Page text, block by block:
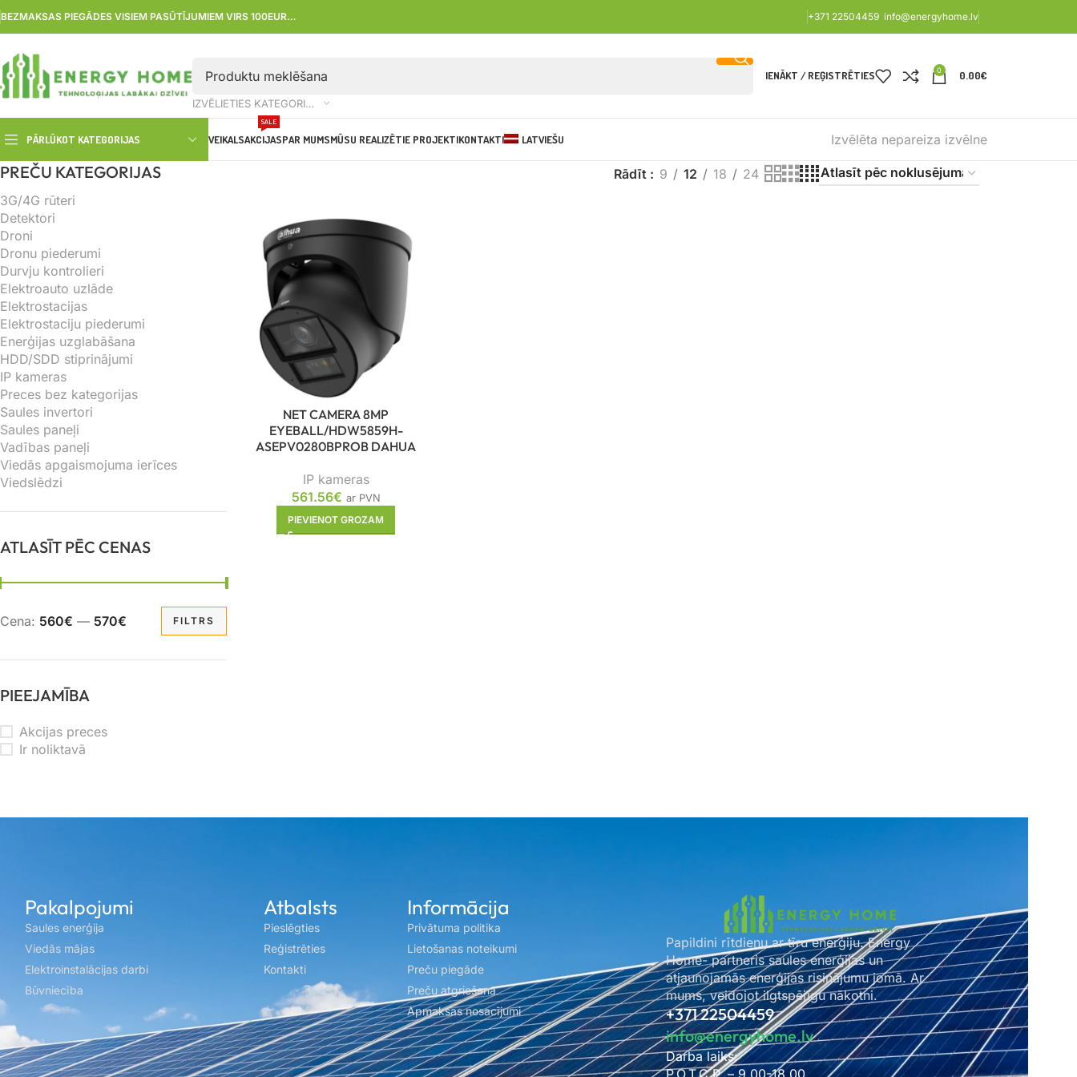
BEZMAKSAS PIEGĀDES VISIEM PASŪTĪJUMIEM VIRS 100EUR… +371 22504459 info@energyhome.lv
IZVĒLIETIES KATEGORIJU
IENĀKT / REĢISTRĒTIES 0 0.00€
PĀRLŪKOT KATEGORIJAS VEIKALSAKCIJAS
SALE
PAR MUMSMŪSU REALIZĒTIE PROJEKTIKONTAKTI LATVIEŠU Izvēlēta nepareiza izvēlne
PREČU KATEGORIJAS
3G/4G rūteri
Detektori
Droni
Dronu piederumi
Durvju kontrolieri
Elektroauto uzlāde
Elektrostacijas
Elektrostaciju piederumi
Enerģijas uzglabāšana
HDD/SDD stiprinājumi
IP kameras
Preces bez kategorijas
Saules invertori
Saules paneļi
Vadības paneļi
Viedās apgaismojuma ierīces
Viedslēdzi
ATLASĪT PĒC CENAS
FILTRS
Cena: 560€ — 570€
PIEEJAMĪBA
Akcijas preces
Ir noliktavā
Rādīt 9 12 18 24
NET CAMERA 8MP
EYEBALL/HDW5859H-
ASEPV0280BPROB DAHUA
IP kameras
561.56€ ar PVN
PIEVIENOT GROZAM
Pakalpojumi
Saules enerģija
Viedās mājas
Elektroinstalācijas darbi
Būvniecība
Atbalsts
Pieslēgties
Reģistrēties
Kontakti
Informācija
Privātuma politika
Lietošanas noteikumi
Preču piegāde
Preču atgriešana
Apmaksas nosacījumi
Papildini rītdienu ar tīru enerģiju. Energy
Home- partneris saules enerģijas un
atjaunojamās enerģijas risinājumu jomā. Ar
mums, veidojot ilgtspējīgu nākotni.
+371 22504459
info@energyhome.lv
Darba laiks:
P.O.T.C.P. – 9.00-18.00